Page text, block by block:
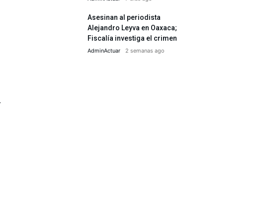
Asesinan al periodista
Alejandro Leyva en Oaxaca;
Fiscalía investiga el crimen
AdminActuar 2 semanas ago